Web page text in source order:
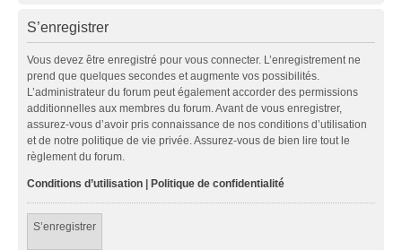
S’enregistrer
Vous devez être enregistré pour vous connecter. L’enregistrement ne
prend que quelques secondes et augmente vos possibilités.
L’administrateur du forum peut également accorder des permissions
additionnelles aux membres du forum. Avant de vous enregistrer,
assurez-vous d’avoir pris connaissance de nos conditions d’utilisation
et de notre politique de vie privée. Assurez-vous de bien lire tout le
règlement du forum.
Conditions d’utilisation | Politique de confidentialité
S’enregistrer